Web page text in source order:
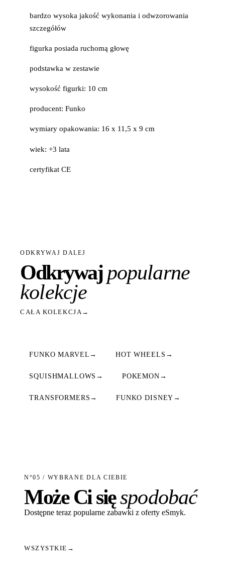
bardzo wysoka jakość wykonania i odwzorowania
szczegółów
figurka posiada ruchomą głowę
podstawka w zestawie
wysokość figurki: 10 cm
producent: Funko
wymiary opakowania: 16 x 11,5 x 9 cm
wiek: +3 lata
certyfikat CE
ODKRYWAJ DALEJ
Odkrywajpopularne
kolekcje
CAŁA KOLEKCJA →
FUNKO MARVEL → HOT WHEELS →
SQUISHMALLOWS → POKEMON →
TRANSFORMERS → FUNKO DISNEY →
N°05 / WYBRANE DLA CIEBIE
Może Ci sięspodobać
Dostępne teraz popularne zabawki z oferty eSmyk.
WSZYSTKIE →